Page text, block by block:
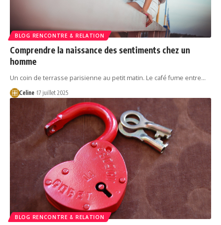
BLOG RENCONTRE & RELATION
Comprendre la naissance des sentiments chez un
homme
Un coin de terrasse parisienne au petit matin. Le café fume entre…
Celine 17 juillet 2025
BLOG RENCONTRE & RELATION